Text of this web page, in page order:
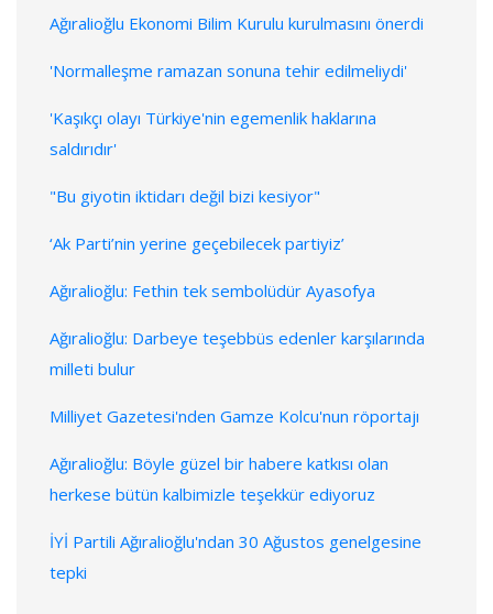
Ağıralioğlu Ekonomi Bilim Kurulu kurulmasını önerdi
'Normalleşme ramazan sonuna tehir edilmeliydi'
'Kaşıkçı olayı Türkiye'nin egemenlik haklarına
saldırıdır'
"Bu giyotin iktidarı değil bizi kesiyor"
‘Ak Parti’nin yerine geçebilecek partiyiz’
Ağıralioğlu: Fethin tek sembolüdür Ayasofya
Ağıralioğlu: Darbeye teşebbüs edenler karşılarında
milleti bulur
Milliyet Gazetesi'nden Gamze Kolcu'nun röportajı
Ağıralioğlu: Böyle güzel bir habere katkısı olan
herkese bütün kalbimizle teşekkür ediyoruz
İYİ Partili Ağıralioğlu'ndan 30 Ağustos genelgesine
tepki